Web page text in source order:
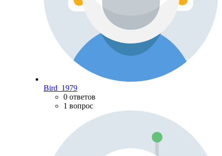
Bird_1979
0 ответов
1 вопрос